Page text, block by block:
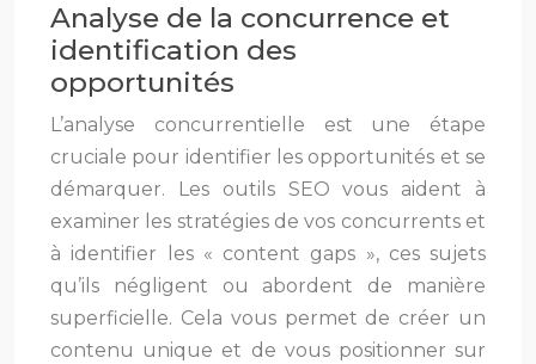
Analyse de la concurrence et
identification des
opportunités
L’analyse concurrentielle est une étape
cruciale pour identifier les opportunités et se
démarquer. Les outils SEO vous aident à
examiner les stratégies de vos concurrents et
à identifier les « content gaps », ces sujets
qu’ils négligent ou abordent de manière
superficielle. Cela vous permet de créer un
contenu unique et de vous positionner sur